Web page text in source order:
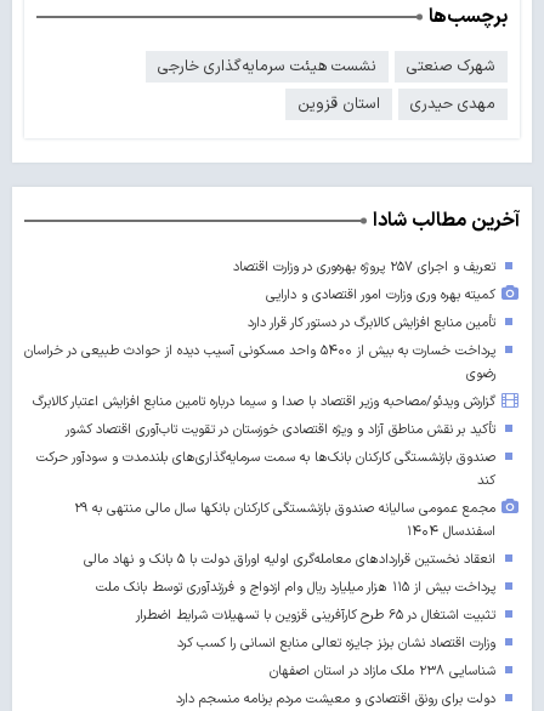
برچسب‌ها
شهرک صنعتی
نشست هیئت سرمایه‌گذاری خارجی
مهدی حیدری
استان قزوین
آخرین مطالب شادا
تعریف و اجرای ۲۵۷ پروژه بهره‌وری در وزارت اقتصاد
کمیته بهره وری وزارت امور اقتصادی و دارایی
تأمین منابع افزایش کالابرگ در دستور کار قرار دارد
پرداخت خسارت به بیش از ۵۴۰۰ واحد مسکونی آسیب دیده از حوادث طبیعی در خراسان
رضوی
گزارش ویدئو/مصاحبه وزیر اقتصاد با صدا و سیما درباره تامین منابع افزایش اعتبار کالابرگ
تأکید بر نقش مناطق آزاد و ویژه اقتصادی خوزستان در تقویت تاب‌آوری اقتصاد کشور
صندوق بازنشستگی کارکنان بانک‌ها به سمت سرمایه‌گذاری‌های بلندمدت و سودآور حرکت
کند
مجمع عمومی سالیانه صندوق بازنشستگی کارکنان بانکها سال مالی منتهی به ۲۹
اسفندسال ۱۴۰۴
انعقاد نخستین قراردادهای معامله‌گری اولیه اوراق دولت با ۵ بانک و نهاد مالی
پرداخت بیش از ۱۱۵ هزار میلیارد ریال وام ازدواج و فرزندآوری توسط بانک ملت
تثبیت اشتغال در ۶۵ طرح کارآفرینی قزوین با تسهیلات شرایط اضطرار
وزارت اقتصاد نشان برنز جایزه تعالی منابع انسانی را کسب کرد
شناسایی ۲۳۸ ملک مازاد در استان اصفهان
دولت برای رونق اقتصادی و معیشت مردم برنامه منسجم دارد